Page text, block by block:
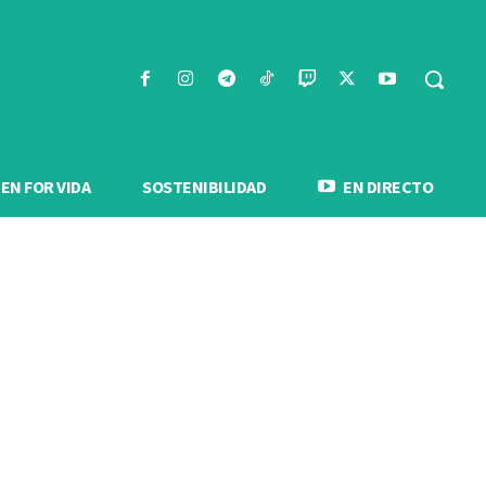
FOR VIDA SOSTENIBILIDAD EN DIRECTO